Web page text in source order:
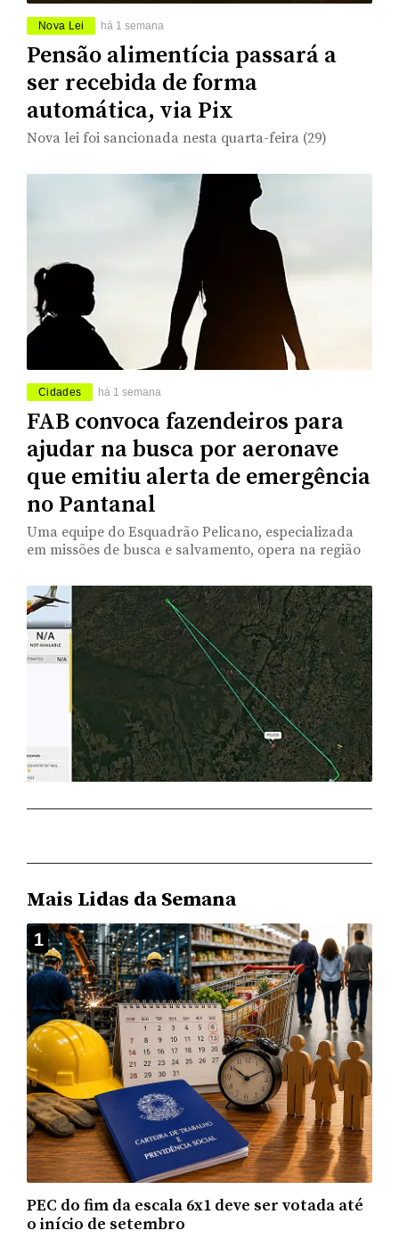
Nova Lei há 1 semana
Pensão alimentícia passará a
ser recebida de forma
automática, via Pix
Nova lei foi sancionada nesta quarta-feira (29)
Cidades há 1 semana
FAB convoca fazendeiros para
ajudar na busca por aeronave
que emitiu alerta de emergência
no Pantanal
Uma equipe do Esquadrão Pelicano, especializada
em missões de busca e salvamento, opera na região
Mais Lidas da Semana
1
PEC do fim da escala 6x1 deve ser votada até
o início de setembro